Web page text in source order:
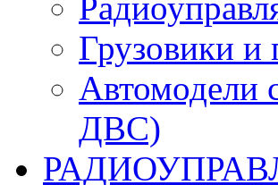
Грузовики
Автомодели
ДВС)